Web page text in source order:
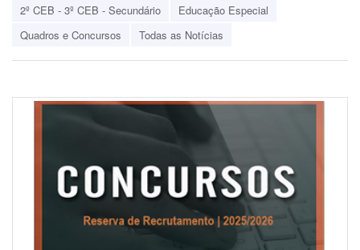
2º CEB - 3º CEB - Secundário
Educação Especial
Quadros e Concursos
Todas as Notícias